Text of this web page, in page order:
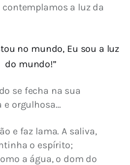
a luz da
no mundo, Eu sou a luz
do mundo!”
se fecha na sua
e orgulhosa…
e faz lama. A saliva,
o espírito;
a água, o dom do